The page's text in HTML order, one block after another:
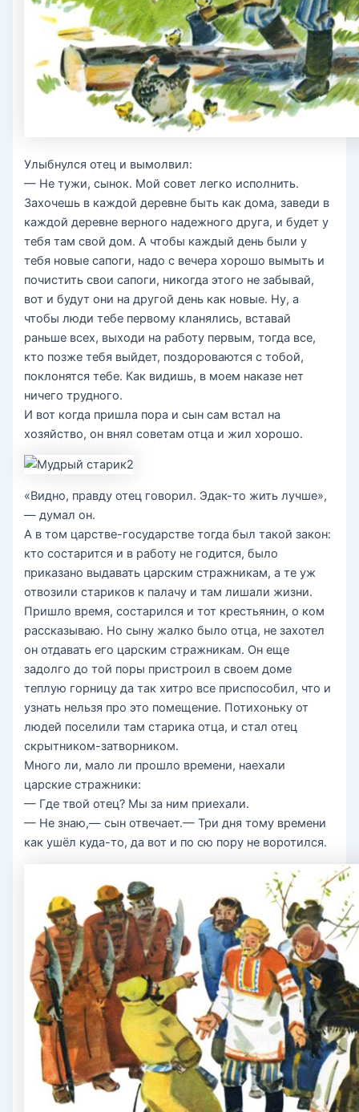
Улыбнулся отец и вымолвил:
— Не тужи, сынок. Мой совет легко исполнить.
Захочешь в каждой деревне быть как дома, заведи в
каждой деревне верного надежного друга, и будет у
тебя там свой дом. А чтобы каждый день были у
тебя новые сапоги, надо с вечера хорошо вымыть и
почистить свои сапоги, никогда этого не забывай,
вот и будут они на другой день как новые. Ну, а
чтобы люди тебе первому кланялись, вставай
раньше всех, выходи на работу первым, тогда все,
кто позже тебя выйдет, поздороваются с тобой,
поклонятся тебе. Как видишь, в моем наказе нет
ничего трудного.
И вот когда пришла пора и сын сам встал на
хозяйство, он внял советам отца и жил хорошо.
«Видно, правду отец говорил. Эдак-то жить лучше»,
— думал он.
А в том царстве-государстве тогда был такой закон:
кто состарится и в работу не годится, было
приказано выдавать царским стражникам, а те уж
отвозили стариков к палачу и там лишали жизни.
Пришло время, состарился и тот крестьянин, о ком
рассказываю. Но сыну жалко было отца, не захотел
он отдавать его царским стражникам. Он еще
задолго до той поры пристроил в своем доме
теплую горницу да так хитро все приспособил, что и
узнать нельзя про это помещение. Потихоньку от
людей поселили там старика отца, и стал отец
скрытником-затворником.
Много ли, мало ли прошло времени, наехали
царские стражники:
— Где твой отец? Мы за ним приехали.
— Не знаю,— сын отвечает.— Три дня тому времени
как ушёл куда-то, да вот и по сю пору не воротился.